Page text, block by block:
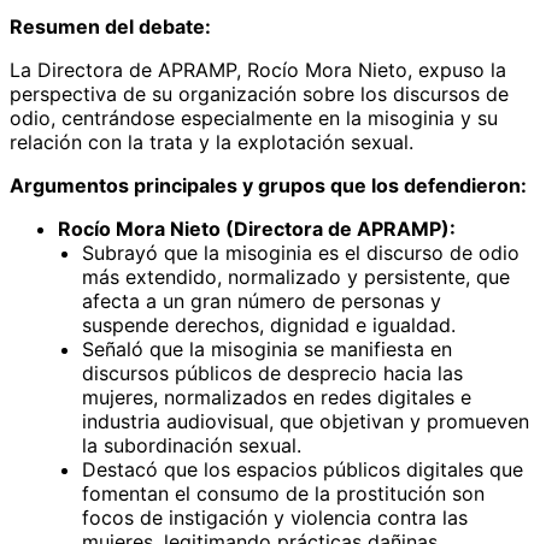
Resumen del debate:
La Directora de APRAMP, Rocío Mora Nieto, expuso la
perspectiva de su organización sobre los discursos de
odio, centrándose especialmente en la misoginia y su
relación con la trata y la explotación sexual.
Argumentos principales y grupos que los defendieron:
Rocío Mora Nieto (Directora de APRAMP):
Subrayó que la misoginia es el discurso de odio
más extendido, normalizado y persistente, que
afecta a un gran número de personas y
suspende derechos, dignidad e igualdad.
Señaló que la misoginia se manifiesta en
discursos públicos de desprecio hacia las
mujeres, normalizados en redes digitales e
industria audiovisual, que objetivan y promueven
la subordinación sexual.
Destacó que los espacios públicos digitales que
fomentan el consumo de la prostitución son
focos de instigación y violencia contra las